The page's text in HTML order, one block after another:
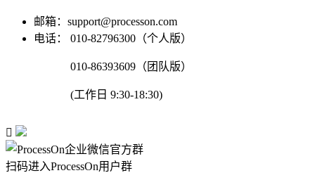
邮箱：support@processon.com
电话：
010-82796300（个人版）
010-86393609（团队版）
(工作日 9:30-18:30)

扫码进入ProcessOn用户群